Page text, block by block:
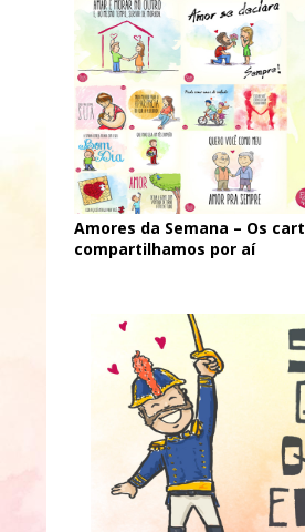
Amores da Semana – Os
compartilhamos por aí